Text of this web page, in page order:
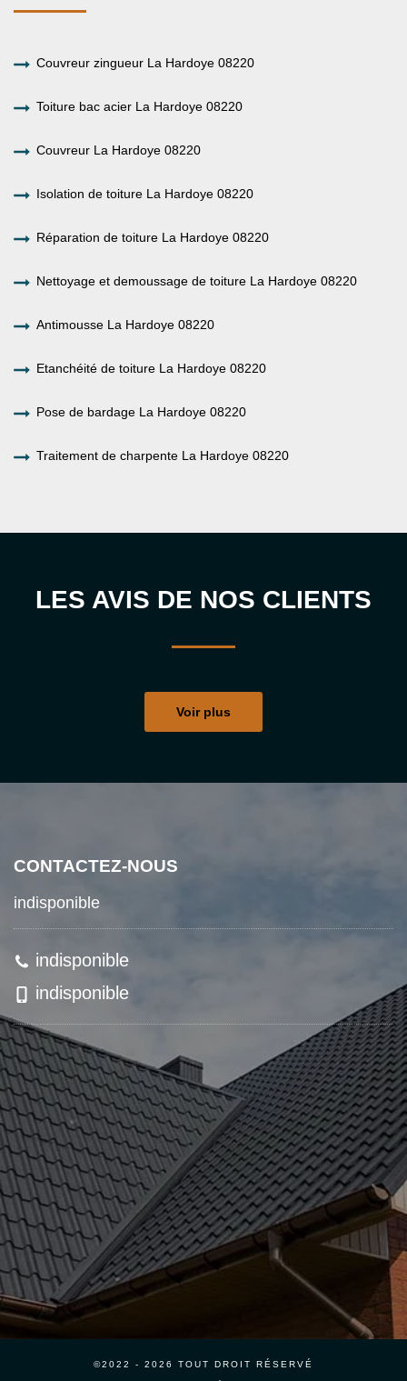
Couvreur zingueur La Hardoye 08220
Toiture bac acier La Hardoye 08220
Couvreur La Hardoye 08220
Isolation de toiture La Hardoye 08220
Réparation de toiture La Hardoye 08220
Nettoyage et demoussage de toiture La Hardoye 08220
Antimousse La Hardoye 08220
Etanchéité de toiture La Hardoye 08220
Pose de bardage La Hardoye 08220
Traitement de charpente La Hardoye 08220
LES AVIS DE NOS CLIENTS
Voir plus
CONTACTEZ-NOUS
indisponible
indisponible
indisponible
©2022 - 2026 TOUT DROIT RÉSERVÉ